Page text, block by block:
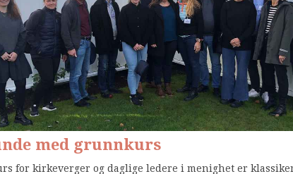
med grunnkurs
for kirkeverger og daglige ledere i menighet er